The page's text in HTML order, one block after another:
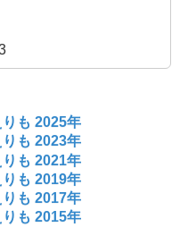
りも 2025年
りも 2023年
りも 2021年
りも 2019年
りも 2017年
りも 2015年